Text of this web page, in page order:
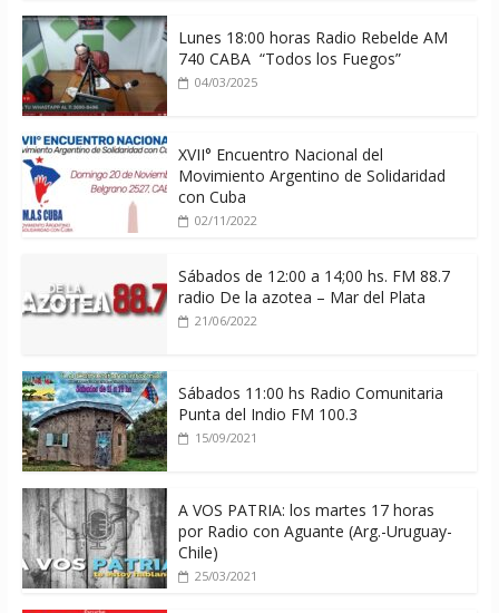
Lunes 18:00 horas Radio Rebelde AM
740 CABA “Todos los Fuegos”
04/03/2025
XVII° Encuentro Nacional del
Movimiento Argentino de Solidaridad
con Cuba
02/11/2022
Sábados de 12:00 a 14;00 hs. FM 88.7
radio De la azotea – Mar del Plata
21/06/2022
Sábados 11:00 hs Radio Comunitaria
Punta del Indio FM 100.3
15/09/2021
A VOS PATRIA: los martes 17 horas
por Radio con Aguante (Arg.-Uruguay-
Chile)
25/03/2021